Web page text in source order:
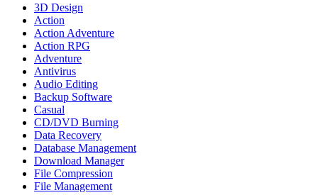
3D Design
Action
Action Adventure
Action RPG
Adventure
Antivirus
Audio Editing
Backup Software
Casual
CD/DVD Burning
Data Recovery
Database Management
Download Manager
File Compression
File Management